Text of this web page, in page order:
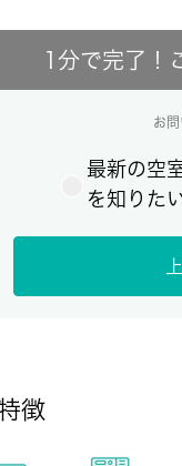
1分で完了！
お
最新の空
を知りた
徴